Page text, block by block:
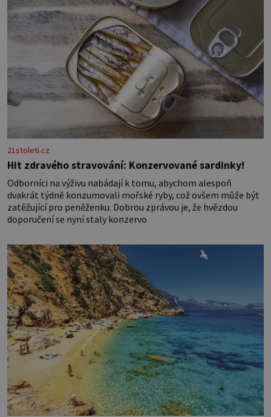
21stoleti.cz
Hit zdravého stravování: Konzervované sardinky!
Odborníci na výživu nabádají k tomu, abychom alespoň
dvakrát týdně konzumovali mořské ryby, což ovšem může být
zatěžující pro peněženku. Dobrou zprávou je, že hvězdou
doporučení se nyní staly konzervo